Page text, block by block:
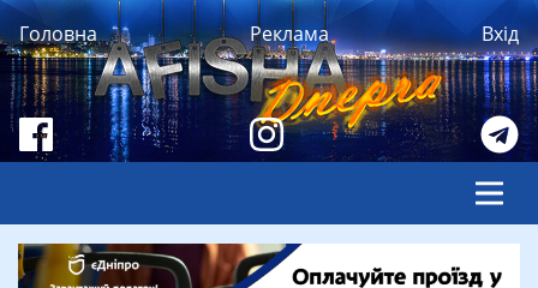
Головна Реклама Вхід